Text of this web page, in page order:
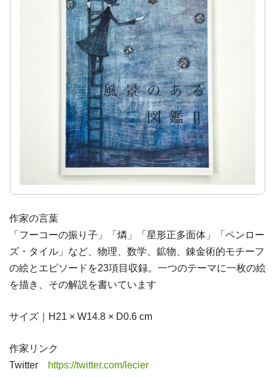
作家の言葉
「フーコーの振り子」「燐」「星形正多面体」「ペンロー
ズ・タイル」など、物理、数学、鉱物、錬金術的モチーフ
の絵とエピソードを23項目収録。一つのテーマに一枚の絵
を描き、その解説を書いています
サイズ｜H21 × W14.8 × D0.6 cm
作家リンク
Twitter
https://twitter.com/lecier